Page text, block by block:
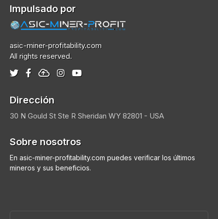
Impulsado por
asic-miner-profitability.com
All rights reserved.
Dirección
30 N Gould St Ste R Sheridan WY 82801 - USA
Sobre nosotros
En asic-miner-profitability.com puedes verificar los últimos
mineros y sus beneficios.